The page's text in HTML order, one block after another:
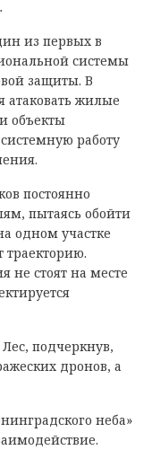
из первых в
системы
защиты. В
атаковать жилые
объекты
работу
постоянно
пытаясь обойти
одном участке
траекторию.
не стоят на месте
подчеркнув,
дронов, а
неба»